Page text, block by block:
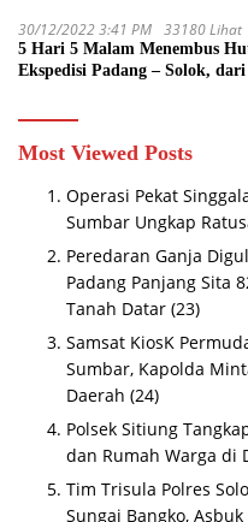
30/12/2022 3:41 PM 33180 Lihat
5 Hari 5 Malam Menembus
Ekspedisi Padang – Solok,
Most Viewed Posts
Operasi Pekat
Sumbar Ungkap
Peredaran Ganja
Padang Panjang Sita
Tanah Datar (23)
Samsat KiosK
Sumbar, Kapolda
Daerah (24)
Polsek Sitiung
dan Rumah Warga di
Tim Trisula Polres
Sungai Bangko,